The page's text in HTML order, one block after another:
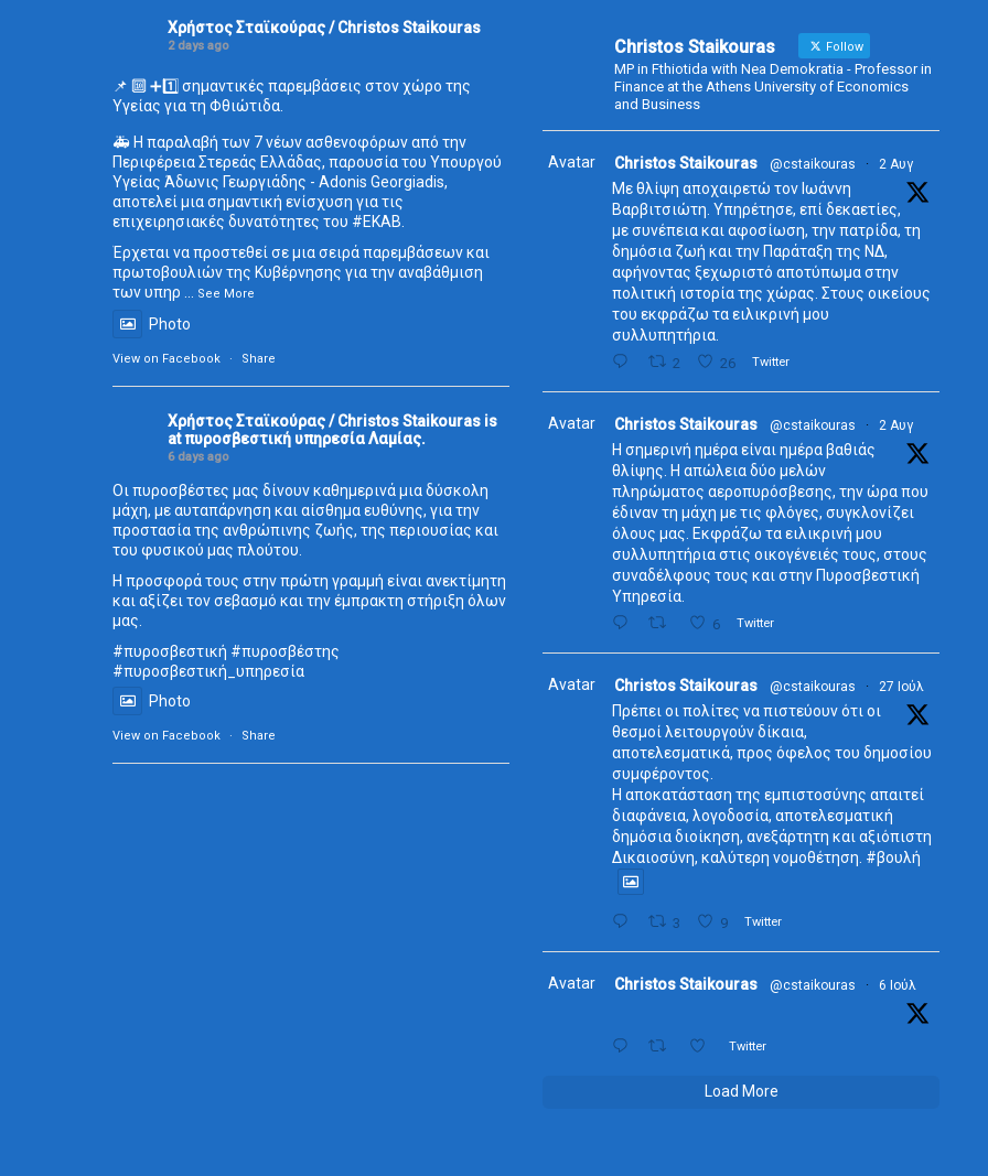
Χρήστος Σταϊκούρας / Christos Staikouras
2 days ago
📌 🔟 ➕1️⃣ σημαντικές παρεμβάσεις στον χώρο της
Υγείας για τη Φθιώτιδα.
🚑 Η παραλαβή των 7 νέων ασθενοφόρων από την
Περιφέρεια Στερεάς Ελλάδας, παρουσία του Υπουργού
Υγείας Άδωνις Γεωργιάδης - Adonis Georgiadis,
αποτελεί μια σημαντική ενίσχυση για τις
επιχειρησιακές δυνατότητες του #ΕΚΑΒ
Έρχεται να προστεθεί σε μια σειρά παρεμβάσεων και
πρωτοβουλιών της Κυβέρνησης για την αναβάθμιση
των υπηρ
See More
Photo
View on Facebook · Share
Χρήστος Σταϊκούρας / Christos Staikouras is
at πυροσβεστική υπηρεσία Λαμίας.
6 days ago
Οι πυροσβέστες μας δίνουν καθημερινά μια δύσκολη
μάχη, με αυταπάρνηση και αίσθημα ευθύνης, για την
προστασία της ανθρώπινης ζωής, της περιουσίας και
του φυσικού μας πλούτου.
Η προσφορά τους στην πρώτη γραμμή είναι ανεκτίμητη
και αξίζει τον σεβασμό και την έμπρακτη στήριξη όλων
μας.
#πυροσβεστική #πυροσβέστης
#πυροσβεστική_ υπηρεσία
Photo
View on Facebook · Share
Christos Staikouras Follow
MP in Fthiotida with Nea Demokratia - Professor in
Finance at the Athens University of Economics
and Business
Avatar Christos Staikouras @cstaikouras · 2 Αυγ
Με θλίψη αποχαιρετώ τον Ιωάννη
Βαρβιτσιώτη. Υπηρέτησε, επί δεκαετίες,
με συνέπεια και αφοσίωση, την πατρίδα, τη
δημόσια ζωή και την Παράταξη της ΝΔ,
αφήνοντας ξεχωριστό αποτύπωμα στην
πολιτική ιστορία της χώρας. Στους οικείους
του εκφράζω τα ειλικρινή μου
συλλυπητήρια.
2 26 Twitter
Avatar Christos Staikouras @cstaikouras · 2 Αυγ
Η σημερινή ημέρα είναι ημέρα βαθιάς
θλίψης. Η απώλεια δύο μελών
πληρώματος αεροπυρόσβεσης, την ώρα που
έδιναν τη μάχη με τις φλόγες, συγκλονίζει
όλους μας. Εκφράζω τα ειλικρινή μου
συλλυπητήρια στις οικογένειές τους, στους
συναδέλφους τους και στην Πυροσβεστική
Υπηρεσία.
6 Twitter
Avatar Christos Staikouras @cstaikouras · 27 Ιούλ
Πρέπει οι πολίτες να πιστεύουν ότι οι
θεσμοί λειτουργούν δίκαια,
αποτελεσματικά, προς όφελος του δημοσίου
συμφέροντος.
Η αποκατάσταση της εμπιστοσύνης απαιτεί
διαφάνεια, λογοδοσία, αποτελεσματική
δημόσια διοίκηση, ανεξάρτητη και αξιόπιστη
Δικαιοσύνη, καλύτερη νομοθέτηση. #βουλή
3 9 Twitter
Avatar Christos Staikouras @cstaikouras · 6 Ιούλ
Twitter
Load More